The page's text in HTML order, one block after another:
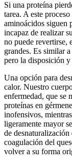
Si una proteína
tarea. A este
aminoácidos siguen
incapaz de realizar
no puede revertirse,
grandes. Es similar
pero la disposición y
Una opción para
calor. Nuestro
enfermedad, que se
proteínas en
inofensivos,
ligeramente mayor
de
coagulación del
volver a su forma